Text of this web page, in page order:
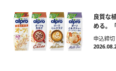
良質な
める。
申込締切